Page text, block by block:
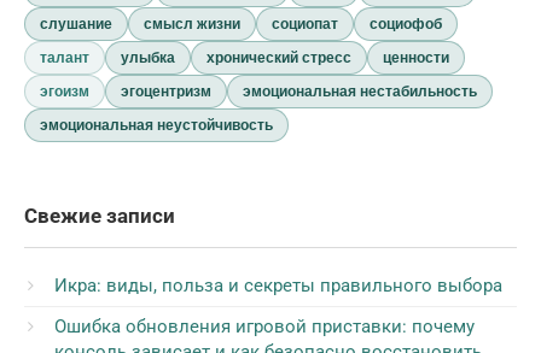
слушание
смысл жизни социопат
социофоб
талант
улыбка хронический стресс
ценности
эгоизм
эгоцентризм
эмоциональная нестабильность
эмоциональная неустойчивость
Свежие записи
Икра: виды, польза и секреты правильного выбора
Ошибка обновления игровой приставки: почему